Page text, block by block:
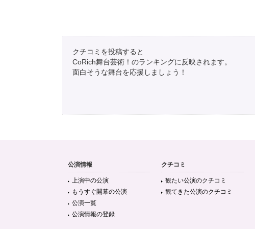
クチコミを投稿すると
CoRich舞台芸術！のランキングに反映されます。
面白そうな舞台を応援しましょう！
公演情報
上演中の公演
もうすぐ開幕の公演
公演一覧
公演情報の登録
クチコミ
観たい公演のクチコミ
観てきた公演のクチコミ